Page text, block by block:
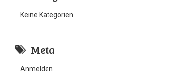
Keine Kategorien
Meta
Anmelden